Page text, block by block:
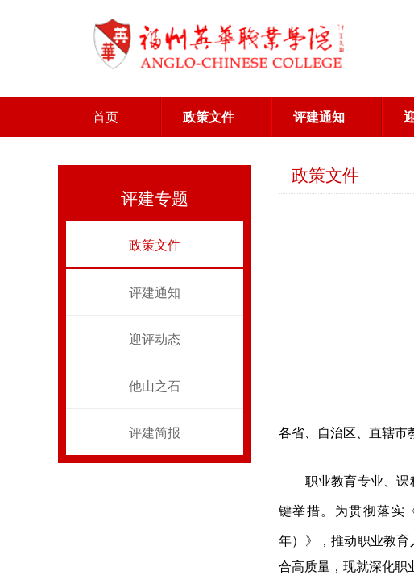
首页 政策文件 评建通知
评建专题
政策文件
评建通知
迎评动态
他山之石
评建简报
政策文件
各省、自治区、直辖市
职业教育专业、课程
键举措。为贯彻落实
年）》，推动职业教
合高质量，现就深化职